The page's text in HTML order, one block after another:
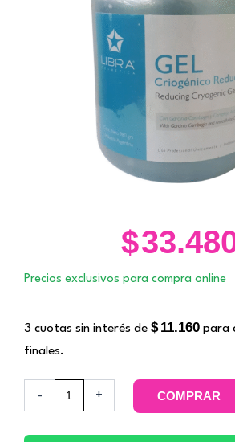
$
Precios exclusivos para compra online
3 cuotas sin interés de $ 11.160 para
finales.
-
Gel
Criógeno
1000grs.
+ COMPRAR